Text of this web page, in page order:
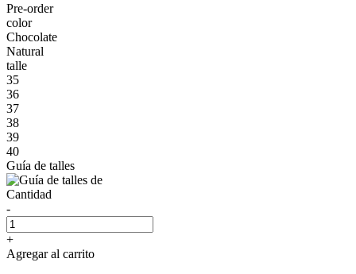
Pre-order
color
Chocolate
Natural
talle
35
36
37
38
39
40
Guía de talles
Cantidad
-
+
Agregar al carrito